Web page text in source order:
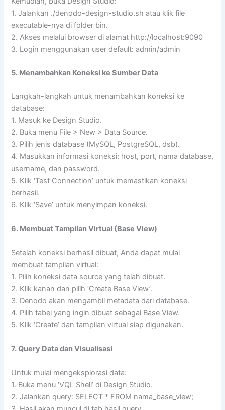
1. Jalankan ./denodo-design-studio.sh atau klik file
executable-nya di folder bin.
2. Akses melalui browser di alamat http://localhost:9090
3. Login menggunakan user default: admin/admin
5. Menambahkan Koneksi ke Sumber Data
Langkah-langkah untuk menambahkan koneksi ke
database:
1. Masuk ke Design Studio.
2. Buka menu File > New > Data Source.
3. Pilih jenis database (MySQL, PostgreSQL, dsb).
4. Masukkan informasi koneksi: host, port, nama database,
username, dan password.
5. Klik ‘Test Connection’ untuk memastikan koneksi
berhasil.
6. Klik ‘Save’ untuk menyimpan koneksi.
6. Membuat Tampilan Virtual (Base View)
Setelah koneksi berhasil dibuat, Anda dapat mulai
membuat tampilan virtual:
1. Pilih koneksi data source yang telah dibuat.
2. Klik kanan dan pilih ‘Create Base View’.
3. Denodo akan mengambil metadata dari database.
4. Pilih tabel yang ingin dibuat sebagai Base View.
5. Klik ‘Create’ dan tampilan virtual siap digunakan.
7. Query Data dan Visualisasi
Untuk mulai mengeksplorasi data:
1. Buka menu ‘VQL Shell’ di Design Studio.
2. Jalankan query: SELECT * FROM nama_base_view;